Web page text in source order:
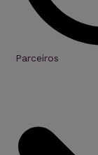
Parceiros